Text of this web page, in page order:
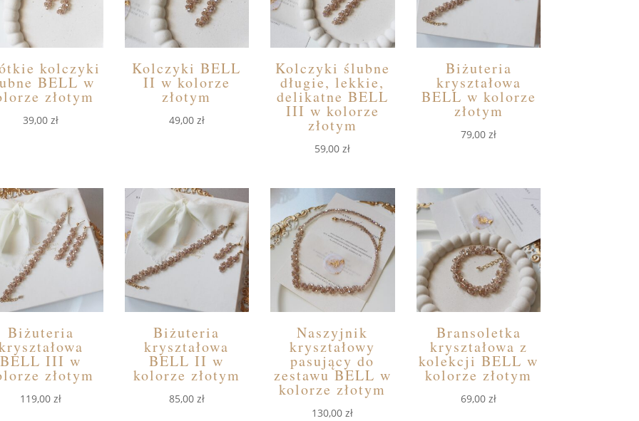
kolczyki
BELL w
złotym
39,00zł
Kolczyki BELL
II w kolorze
złotym
49,00 zł
Kolczyki ślubne
długie, lekkie,
delikatne BELL
III w kolorze
złotym
59,00zł
Biżuteria
kryształowa
BELL w kolorze
złotym
79,00zł
Biżuteria
BELL III w
złotym
119,00zł
Biżuteria
kryształowa
BELL II w
kolorze złotym
85,00 zł
Naszyjnik
kryształowy
pasujący do
zestawu BELL w
kolorze złotym
130,00zł
Bransoletka
kryształowa z
kolekcji BELL w
kolorze złotym
69,00zł